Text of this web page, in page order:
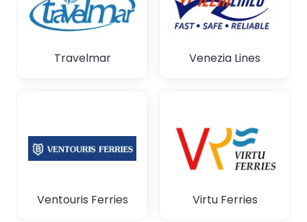
Travelmar Venezia Lines
Ventouris Ferries Virtu Ferries